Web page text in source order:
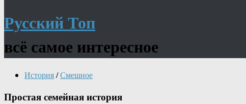
Русский Топ
всё самое интересное
История/Смешное
Простая семейная история